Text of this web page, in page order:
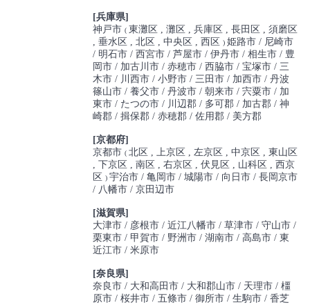
[兵庫県]
神戸市( 東灘区 灘区 兵庫区 長田区
須磨区
垂水区
北区 中央区 西区)姫路市 尼崎市
明石市 西宮市 芦屋市 伊丹市 相生市 豊
岡市 加古川市 赤穂市 西脇市 宝塚市 三
木市
川西市 小野市 三田市 加西市 丹波
篠山市 養父市 丹波市 朝来市 宍粟市 加
東市 たつの市 川辺郡 多可郡 加古郡 神
崎郡 揖保郡 赤穂郡 佐用郡 美方郡
[京都府]
京都市(北区 上京区 左京区 中京区
東山区
下京区
南区 右京区 伏見区 山科区
西京
区)宇治市 亀岡市 城陽市 向日市 長岡京市
八幡市 京田辺市
[滋賀県]
大津市 彦根市 近江八幡市 草津市 守山市
栗東市 甲賀市 野洲市 湖南市 高島市 東
近江市 米原市
[奈良県]
奈良市 大和高田市 大和郡山市 天理市 橿
原市 桜井市 五條市 御所市 生駒市 香芝